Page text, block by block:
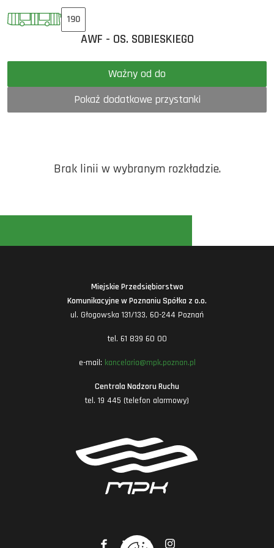
190
AWF - OS. SOBIESKIEGO
Ważny od do
Pokaż dodatkowe przystanki
Brak linii w wybranym rozkładzie.
Miejskie Przedsiębiorstwo
Komunikacyjne w Poznaniu Spółka z o.o.
ul. Głogowska 131/133, 60-244 Poznań
tel. 61 839 60 00
e-mail: kancelaria@mpk.poznan.pl
Centrala Nadzoru Ruchu
tel. 19 445 (telefon alarmowy)